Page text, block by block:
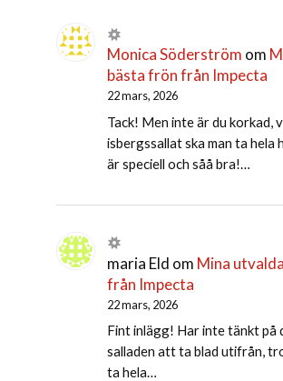
Monica Söderström om
bästa frön från Impecta
22 mars, 2026
Tack! Men inte är du korkad,
isbergssallat ska man ta hela
är speciell och såå bra!…
maria Eld om Mina
från Impecta
22 mars, 2026
Fint inlägg! Har inte tänkt på
salladen att ta blad utifrån,
ta hela…